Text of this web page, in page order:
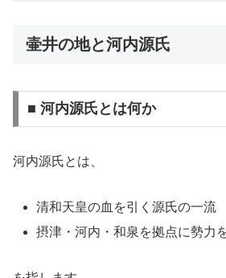
壷井の地と河内源氏
■ 河内源氏とは何か
河内源氏とは、
清和天皇の血を引く源氏の一流
摂津・河内・和泉を拠点に勢力